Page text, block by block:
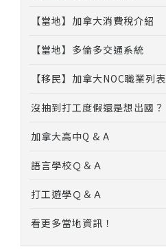
【當地】加拿大消費稅介紹
【當地】多倫多交通系統
【移民】加拿大NOC職業列表
沒抽到打工度假還是想出國？
加拿大高中Q & A
語言學校Ｑ＆Ａ
打工遊學Ｑ＆Ａ
看更多當地資訊！